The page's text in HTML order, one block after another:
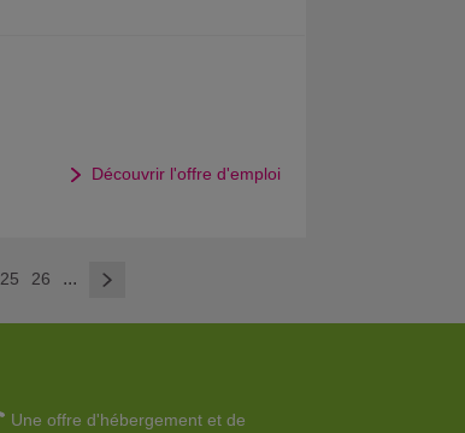
Découvrir l'offre d'emploi
25 26 ... >
Une offre d'hébergement et de